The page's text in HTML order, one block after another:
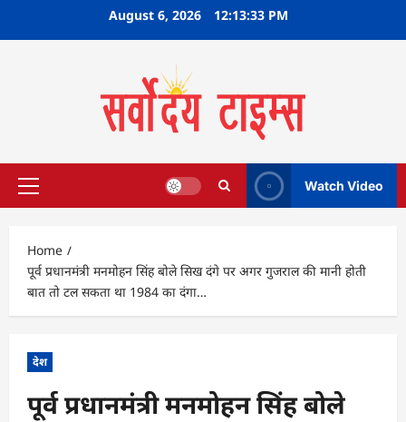
August 6, 2026 12:13:34 PM
Primary
Watch Video
Home
पूर्व प्रधानमंत्री मनमोहन सिंह बोले सिख दंगे पर अगर गुजराल की मानी होती
बात तो टल सकता था 1984 का दंगा…
देश
पूर्व प्रधानमंत्री मनमोहन सिंह बोले